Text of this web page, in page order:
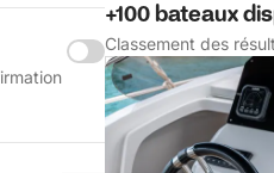
+100 bateaux
Classement des